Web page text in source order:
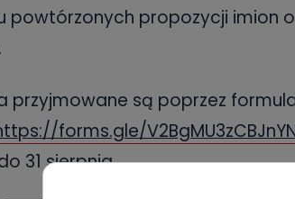
powtórzonych propozycji imion
przyjmowane są poprzez
forms.gle/
31 sierpnia.